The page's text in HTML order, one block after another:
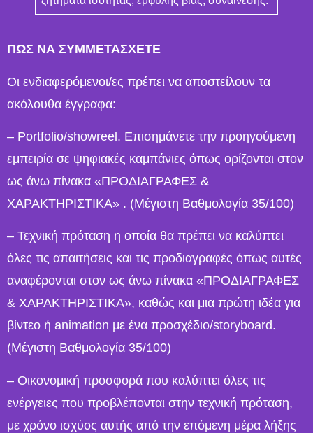
ΠΩΣ ΝΑ ΣΥΜΜΕΤΑΣΧΕΤΕ
Οι ενδιαφερόμενοι/ες πρέπει να αποστείλουν τα
ακόλουθα έγγραφα:
– Portfolio/showreel. Επισημάνετε την προηγούμενη
εμπειρία σε ψηφιακές καμπάνιες όπως ορίζονται στον
ως άνω πίνακα «ΠΡΟΔΙΑΓΡΑΦΕΣ &
ΧΑΡΑΚΤΗΡΙΣΤΙΚΑ» . (Μέγιστη Βαθμολογία 35/100)
– Τεχνική πρόταση η οποία θα πρέπει να καλύπτει
όλες τις απαιτήσεις και τις προδιαγραφές όπως αυτές
αναφέρονται στον ως άνω πίνακα «ΠΡΟΔΙΑΓΡΑΦΕΣ
& ΧΑΡΑΚΤΗΡΙΣΤΙΚΑ», καθώς και μια πρώτη ιδέα για
βίντεο ή animation με ένα προσχέδιο/storyboard.
(Μέγιστη Βαθμολογία 35/100)
– Οικονομική προσφορά που καλύπτει όλες τις
ενέργειες που προβλέπονται στην τεχνική πρόταση,
με χρόνο ισχύος αυτής από την επόμενη μέρα λήξης